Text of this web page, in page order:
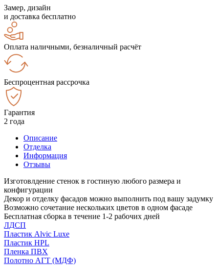
Замер, дизайн
и доставка бесплатно
Оплата наличными, безналичный расчёт
Беспроцентная рассрочка
Гарантия
2 года
Описание
Отделка
Информация
Отзывы
Изготовлдение стенок в гостиную любого размера и
конфигурации
Декор и отделку фасадов можно выполнить под вашу задумку
Возможно сочетание нескольких цветов в одном фасаде
Бесплатная сборка в течение 1-2 рабочих дней
ЛДСП
Пластик Alvic Luxe
Пластик HPL
Пленка ПВХ
Полотно АГТ (МДФ)